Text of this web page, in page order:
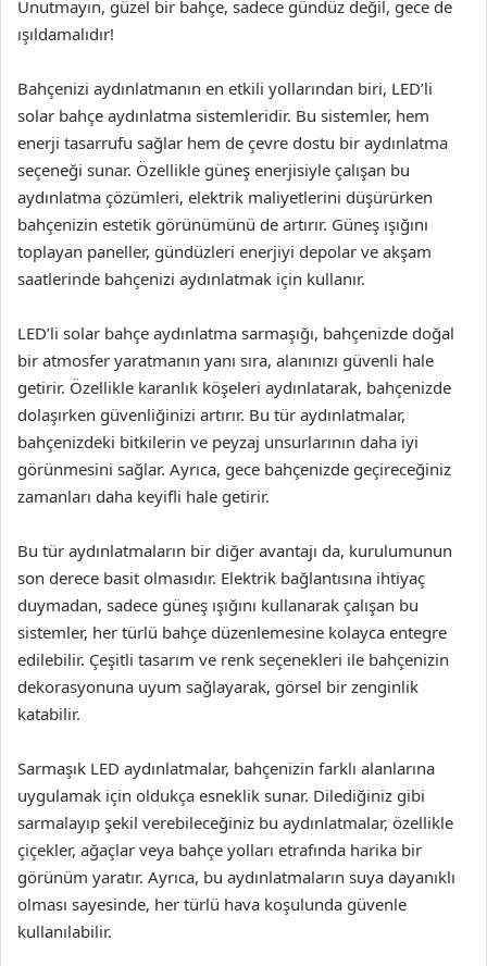
Unutmayın, güzel bir bahçe, sadece gündüz değil, gece de
ışıldamalıdır!
Bahçenizi aydınlatmanın en etkili yollarından biri, LED’li
solar bahçe aydınlatma sistemleridir. Bu sistemler, hem
enerji tasarrufu sağlar hem de çevre dostu bir aydınlatma
seçeneği sunar. Özellikle güneş enerjisiyle çalışan bu
aydınlatma çözümleri, elektrik maliyetlerini düşürürken
bahçenizin estetik görünümünü de artırır. Güneş ışığını
toplayan paneller, gündüzleri enerjiyi depolar ve akşam
saatlerinde bahçenizi aydınlatmak için kullanır.
LED’li solar bahçe aydınlatma sarmaşığı, bahçenizde doğal
bir atmosfer yaratmanın yanı sıra, alanınızı güvenli hale
getirir. Özellikle karanlık köşeleri aydınlatarak, bahçenizde
dolaşırken güvenliğinizi artırır. Bu tür aydınlatmalar,
bahçenizdeki bitkilerin ve peyzaj unsurlarının daha iyi
görünmesini sağlar. Ayrıca, gece bahçenizde geçireceğiniz
zamanları daha keyifli hale getirir.
Bu tür aydınlatmaların bir diğer avantajı da, kurulumunun
son derece basit olmasıdır. Elektrik bağlantısına ihtiyaç
duymadan, sadece güneş ışığını kullanarak çalışan bu
sistemler, her türlü bahçe düzenlemesine kolayca entegre
edilebilir. Çeşitli tasarım ve renk seçenekleri ile bahçenizin
dekorasyonuna uyum sağlayarak, görsel bir zenginlik
katabilir.
Sarmaşık LED aydınlatmalar, bahçenizin farklı alanlarına
uygulamak için oldukça esneklik sunar. Dilediğiniz gibi
sarmalayıp şekil verebileceğiniz bu aydınlatmalar, özellikle
çiçekler, ağaçlar veya bahçe yolları etrafında harika bir
görünüm yaratır. Ayrıca, bu aydınlatmaların suya dayanıklı
olması sayesinde, her türlü hava koşulunda güvenle
kullanılabilir.